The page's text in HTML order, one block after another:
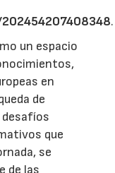
.
un espacio
en
de
que
se
de las